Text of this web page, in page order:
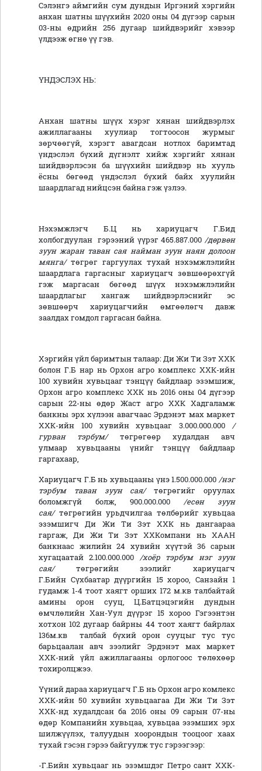
Сэлэнгэ аймгийн сум дундын Иргэний хэргийн
анхан шатны шүүхийн 2020 оны 04 дүгээр сарын
03-ны өдрийн 256 дугаар шийдвэрийг хэвээр
үлдээж өгнө үү гэв.
ҮНДЭСЛЭХ НЬ:
Анхан шатны шүүх хэрэг хянан шийдвэрлэх
ажиллагааны хуулиар тогтоосон журмыг
зөрчөөгүй, хэрэгт авагдсан нотлох баримтад
үндэслэл бүхий дүгнэлт хийж хэргийг хянан
шийдвэрлэсэн ба шүүхийн шийдвэр нь хууль
ёсны бөгөөд үндэслэл бүхий байх хуулийн
шаардлагад нийцсэн байна гэж үзлээ.
Нэхэмжлэгч Б.Ц нь хариуцагч Г.Бид
холбогдуулан гэрээний үүрэг 465.887.000 /дөрвөн
зуун жаран таван сая найман зуун наян долоон
мянга/ төгрөг гаргуулах тухай нэхэмжлэлийн
шаардлага гаргасныг хариуцагч зөвшөөрөхгүй
гэж маргасан бөгөөд шүүх нэхэмжлэлийн
шаардлагыг хангаж шийдвэрлэснийг эс
зөвшөөрч хариуцагчийн өмгөөлөгч давж
заалдах гомдол гаргасан байна.
Хэргийн үйл баримтын талаар: Ди Жи Ти Зэт ХХК
болон Г.Б нар нь Орхон агро комплекс ХХК-ийн
100 хувийн хувьцааг тэнцүү байдлаар эзэмшиж,
Орхон агро комплекс ХХК нь 2016 оны 04 дүгээр
сарын 22-ны өдөр Жаст агро ХХК Хадгаламж
банкны эрх хүлээн авагчаас Эрдэнэт мах маркет
ХХК-ийн 100 хувийн хувьцааг 3.000.000.000 /
гурван тэрбум/төгрөгөөр худалдан авч
улмаар хувьцааны үнийг тэнцүү байдлаар
гаргахаар,
Хариуцагч Г.Б нь хувьцааны үнэ 1.500.000.000 /нэг
тэрбум таван зуун сая/төгрөгийг оруулах
боломжгүй болж, 900.000.000 /есөн зуун
сая/төгрөгийн урьдчилгаа төлбөрийг хувьцаа
эзэмшигч Ди Жи Ти Зэт ХХК нь дангаараа
гаргаж,Ди Жи Ти Зэт ХХКомпани нь ХААН
банкнаас жилийн 24 хувийн хүүтэй 36 сарын
хугацаатай 2.100.000.000 /хоёр тэрбум нэг зуун
сая/төгрөгийн зээлийг хариуцагч
Г.Бийн Сүхбаатар дүүргийн 15 хороо, Санзайн 1
гудамж 1-4 тоот хаягт орших 172 м.кв талбайтай
амины орон сууц,Ц.Батцэцэгийн дундын
өмчлөлийн Хан-Уул дүүрэг 15 хороо Гэгээнтэн
хотхон 102 дугаар байрны 44 тоот хаягт байрлах
136м.кв талбай бүхий орон сууцыг тус тус
барьцаалан авч зээлийг Эрдэнэт мах маркет
ХХК-ний үйл ажиллагааны орлогоос төлөхөөр
тохиролцжээ.
Үүний дараа хариуцагч Г.Б нь Орхон агро комлекс
ХХК-ийн 50 хувийн хувьцаагаа Ди Жи Ти Зэт
ХХК-нд худалдсан ба 2016 оны 09 сарын 07-ны
өдөр Компанийн хувьцаа, хувьцаа эзэмших эрх
шилжүүлэх, талуудын хоорондын тооцоог хаах
тухай гэсэнгэрээ байгуулж тус гэрээгээр:
-Г.Бийн хувьцааг нь эзэмшдэг Петро сант ХХК-